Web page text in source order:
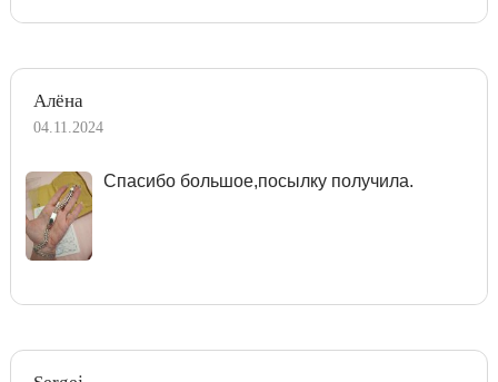
Алёна
04.11.2024
Спасибо большое,посылку получила.